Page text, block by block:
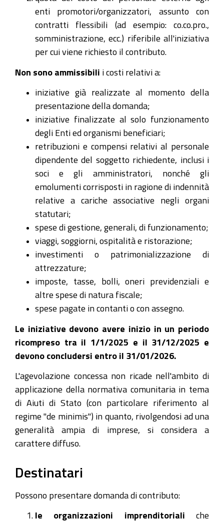
enti promotori/organizzatori, assunto con
contratti flessibili (ad esempio: co.co.pro.,
somministrazione, ecc.) riferibile all'iniziativa
per cui viene richiesto il contributo.
Non sono ammissibili i costi relativi a:
iniziative già realizzate al momento della
presentazione della domanda;
iniziative finalizzate al solo funzionamento
degli Enti ed organismi beneficiari;
retribuzioni e compensi relativi al personale
dipendente del soggetto richiedente, inclusi i
soci e gli amministratori, nonché gli
emolumenti corrisposti in ragione di indennità
relative a cariche associative negli organi
statutari;
spese di gestione, generali, di funzionamento;
viaggi, soggiorni, ospitalità e ristorazione;
investimenti o patrimonializzazione di
attrezzature;
imposte, tasse, bolli, oneri previdenziali e
altre spese di natura fiscale;
spese pagate in contanti o con assegno.
Le iniziative devono avere inizio in un periodo
ricompreso tra il 1/1/2025 e il 31/12/2025 e
devono concludersi entro il 31/01/2026.
L'agevolazione concessa non ricade nell'ambito di
applicazione della normativa comunitaria in tema
di Aiuti di Stato (con particolare riferimento al
regime "de minimis") in quanto, rivolgendosi ad una
generalità ampia di imprese, si considera a
carattere diffuso.
Destinatari
Possono presentare domanda di contributo:
le organizzazioni imprenditoriali che